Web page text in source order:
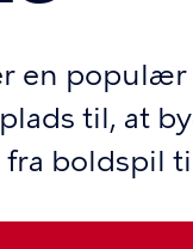
en
til, at
boldspil